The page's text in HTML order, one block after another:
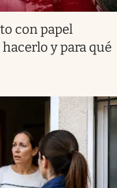
con papel
y para qué